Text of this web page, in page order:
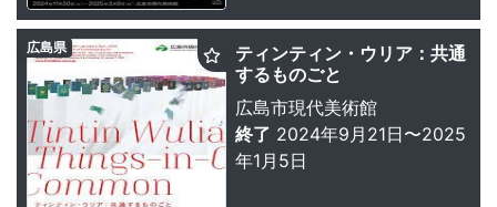
ティンティン・ウリア：共通
するものごと
広島市現代美術館
終了 2024年9月21日〜2025
年1月5日
広島県